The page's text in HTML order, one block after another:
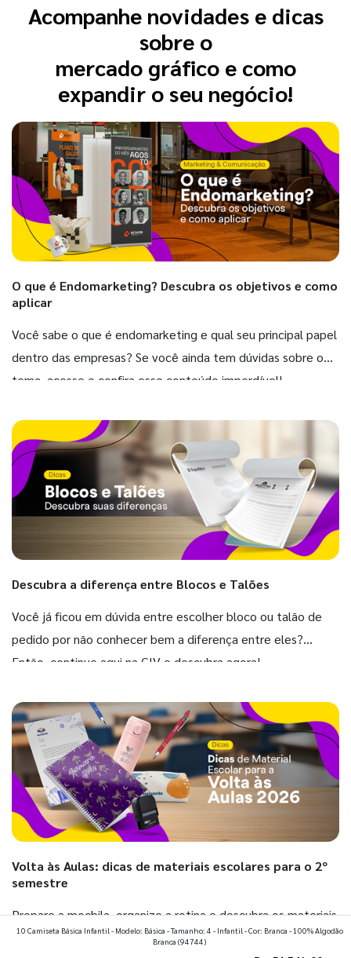
Acompanhe novidades e dicas
sobre o
mercado gráfico e como
expandir o seu negócio!
O que é Endomarketing? Descubra os objetivos e como
aplicar
Você sabe o que é endomarketing e qual seu principal papel
dentro das empresas? Se você ainda tem dúvidas sobre o
tema, acesse e confira esse conteúdo imperdível!
Descubra a diferença entre Blocos e Talões
Você já ficou em dúvida entre escolher bloco ou talão de
pedido por não conhecer bem a diferença entre eles?
Então, continue aqui na GIV e descubra agora!
Volta às Aulas: dicas de materiais escolares para o 2º
semestre
Prepare a mochila, organize a rotina e descubra os materiais
que fazem toda diferença para começar o segundo
10 Camiseta Básica Infantil - Modelo: Básica - Tamanho: 4 - Infantil - Cor: Branca - 100% Algodão
Branca (94744)